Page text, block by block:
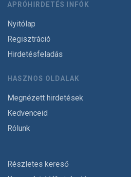
APRÓHIRDETÉS INFÓK
Nyitólap
Regisztráció
Hirdetésfeladás
HASZNOS OLDALAK
Megnézett hirdetések
Kedvenceid
Rólunk
Részletes kereső